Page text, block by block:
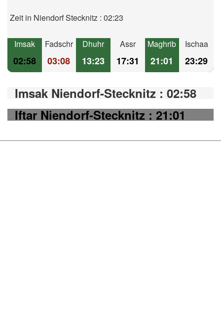
Zeit in Niendorf Stecknitz : 02:23
Imsak
02:58
Fadschr
03:08
Dhuhr
13:23
Assr
17:31
Maghrib
21:01
Ischaa
23:29
Imsak Niendorf-Stecknitz : 02:58
Iftar Niendorf-Stecknitz : 21:01